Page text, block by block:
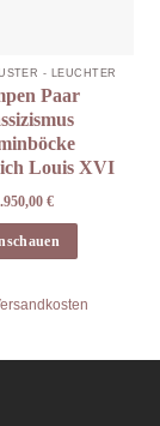
- LEUCHTER
Paar
Louis XVI
€